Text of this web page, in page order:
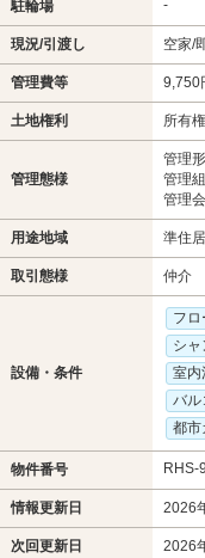
駐輪場 -
現況/引渡し 空家/
管理費等 9,750
土地権利 所有権
管理態様
管理
管理
管理
用途地域 準住
取引態様 仲介
設備・条件
フ
シャ
室内
バル
都市
物件番号 RHS-
情報更新日 2026
次回更新日 2026